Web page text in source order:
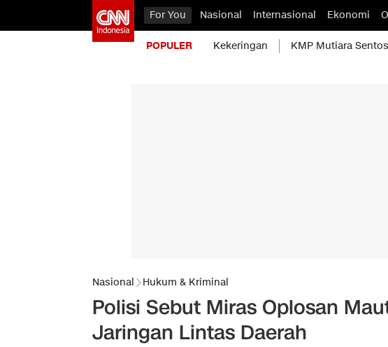
For You Nasional Internasional Ekonomi
POPULER Kekeringan KMP Mutiara
Nasional Hukum & Kriminal
Polisi Sebut Miras Oplosan
Jaringan Lintas Daerah